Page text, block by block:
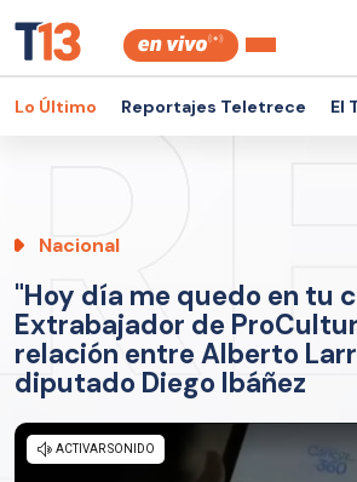
Lo Último Reportajes Teletrece El
Nacional
"Hoy día me quedo en tu
Extrabajador de
relación entre Alberto
diputado Diego Ibáñez